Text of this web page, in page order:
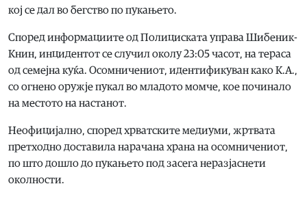
кој се дал во бегство по пукањето.
Според информациите од Полициската управа Шибеник-
Книн, инцидентот се случил околу 23:05 часот, на тераса
од семејна куќа. Осомничениот, идентификуван како К.А.,
со огнено оружје пукал во младото момче, кое починало
на местото на настанот.
Неофицијално, според хрватските медиуми, жртвата
претходно доставила нарачана храна на осомничениот,
по што дошло до пукањето под засега неразјаснети
околности.